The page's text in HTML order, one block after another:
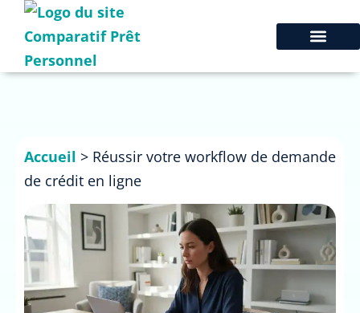
Accueil > Réussir votre workflow de demande
de crédit en ligne